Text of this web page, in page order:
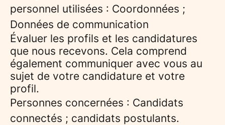
personnel utilisées : Coordonnées ;
Données de communication
Évaluer les profils et les candidatures
que nous recevons. Cela comprend
également communiquer avec vous au
sujet de votre candidature et votre
profil.
Personnes concernées : Candidats
connectés ; candidats postulants.